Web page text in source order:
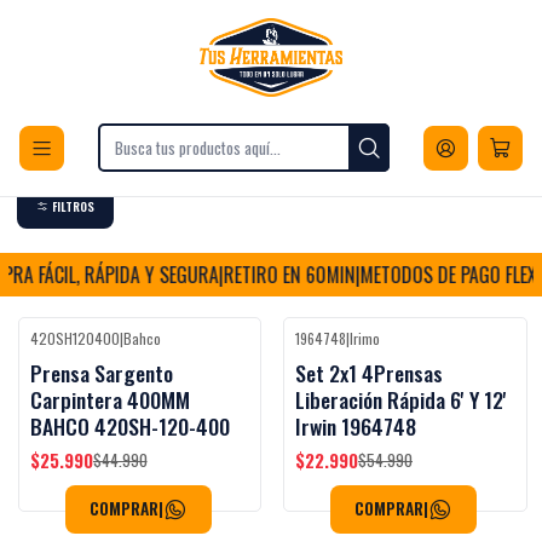
Envios a todo Chile
Herramientas Manuales
Prensas Sargento
FILTROS
FÁCIL, RÁPIDA Y SEGURA|RETIRO EN 60MIN|METODOS DE PAGO
-42%OFF
420SH120400|Bahco
Prensa Sargento
Carpintera 400MM
BAHCO 420SH-120-400
$25.990$44.990
COMPRAR|
-58%OFF
Agotado
1964748|Irimo
Set 2x1 4Prensas
Liberación Rápida 6' Y 12'
Irwin 1964748
$22.990$54.990
COMPRAR|